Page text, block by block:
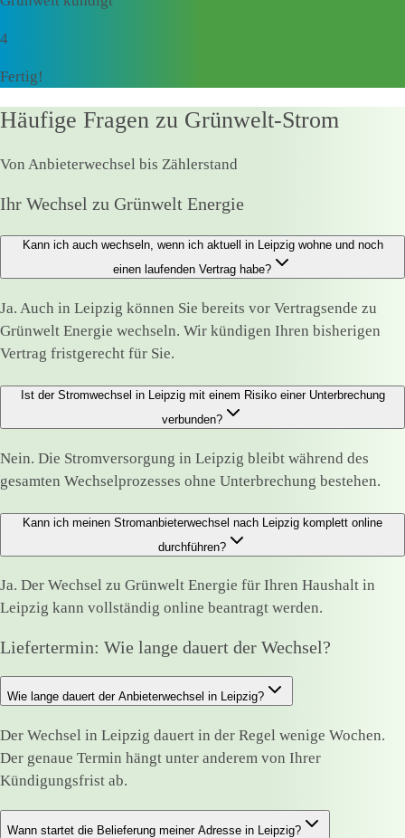
4
Fertig!
Häufige Fragen zu Grünwelt-Strom
Von Anbieterwechsel bis Zählerstand
Ihr Wechsel zu Grünwelt Energie
Kann ich auch wechseln, wenn ich aktuell in Leipzig wohne und noch
einen laufenden Vertrag habe?
Ja. Auch in Leipzig können Sie bereits vor Vertragsende zu
Grünwelt Energie wechseln. Wir kündigen Ihren bisherigen
Vertrag fristgerecht für Sie.
Ist der Stromwechsel in Leipzig mit einem Risiko einer Unterbrechung
verbunden?
Nein. Die Stromversorgung in Leipzig bleibt während des
gesamten Wechselprozesses ohne Unterbrechung bestehen.
Kann ich meinen Stromanbieterwechsel nach Leipzig komplett online
durchführen?
Ja. Der Wechsel zu Grünwelt Energie für Ihren Haushalt in
Leipzig kann vollständig online beantragt werden.
Liefertermin: Wie lange dauert der Wechsel?
Wie lange dauert der Anbieterwechsel in Leipzig?
Der Wechsel in Leipzig dauert in der Regel wenige Wochen.
Der genaue Termin hängt unter anderem von Ihrer
Kündigungsfrist ab.
Wann startet die Belieferung meiner Adresse in Leipzig?